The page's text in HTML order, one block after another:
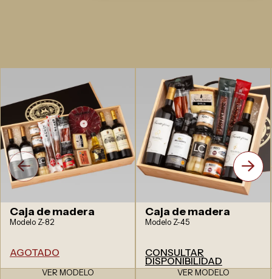
Caja de madera
Modelo Z-82
AGOTADO
VER MODELO
Caja de madera
Modelo Z-45
CONSULTAR
DISPONIBILIDAD
VER MODELO